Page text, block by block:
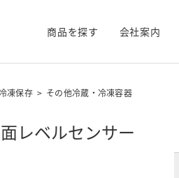
商品を探す 会社案内
凍保存 > その他冷蔵・冷凍容器
レベルセンサー